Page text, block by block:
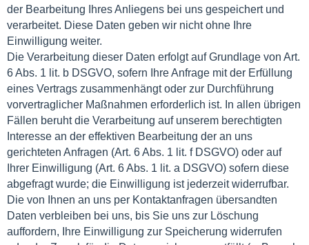
der Bearbeitung Ihres Anliegens bei uns gespeichert und
verarbeitet. Diese Daten geben wir nicht ohne Ihre
Einwilligung weiter.
Die Verarbeitung dieser Daten erfolgt auf Grundlage von Art.
6 Abs. 1 lit. b DSGVO, sofern Ihre Anfrage mit der Erfüllung
eines Vertrags zusammenhängt oder zur Durchführung
vorvertraglicher Maßnahmen erforderlich ist. In allen übrigen
Fällen beruht die Verarbeitung auf unserem berechtigten
Interesse an der effektiven Bearbeitung der an uns
gerichteten Anfragen (Art. 6 Abs. 1 lit. f DSGVO) oder auf
Ihrer Einwilligung (Art. 6 Abs. 1 lit. a DSGVO) sofern diese
abgefragt wurde; die Einwilligung ist jederzeit widerrufbar.
Die von Ihnen an uns per Kontaktanfragen übersandten
Daten verbleiben bei uns, bis Sie uns zur Löschung
auffordern, Ihre Einwilligung zur Speicherung widerrufen